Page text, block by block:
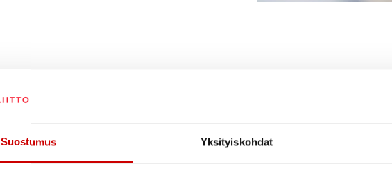
Suostumus Yksityiskohdat
Tietoa
ja